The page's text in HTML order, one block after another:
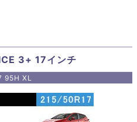
3+ 17インチ
95H XL